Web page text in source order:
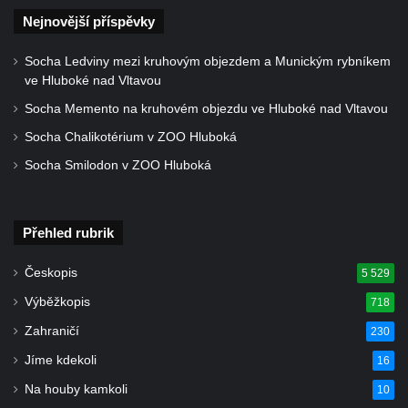
Památník Johanna Wolfganga Goetha u
Socha svatého Salvátora před kostelem
Socha svatého Jana Nepomuckého před
Obrázek Ježíš jako Dobrý pastýř u studánky
Pod obrázkem na Kamenné cestě pod
Plešným
Olžin pád
Socha svatého Rocha na schodišti ke
Nejnovější příspěvky
Socha Ledviny mezi kruhovým objezdem a Munickým rybníkem
ve Hluboké nad Vltavou
Socha Memento na kruhovém objezdu ve Hluboké nad Vltavou
Socha Chalikotérium v ZOO Hluboká
Socha Smilodon v ZOO Hluboká
Přehled rubrik
Českopis 5 529
Výběžkopis 718
Zahraničí 230
Jíme kdekoli 16
Na houby kamkoli 10